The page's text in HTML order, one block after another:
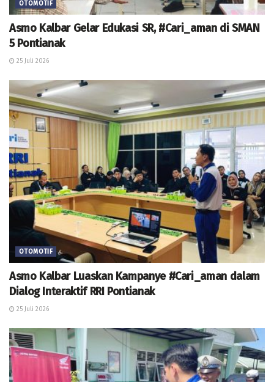
OTOMOTIF
Asmo Kalbar Gelar Edukasi SR, #Cari_aman di SMAN
5 Pontianak
25 Juli 2026
OTOMOTIF
Asmo Kalbar Luaskan Kampanye #Cari_aman dalam
Dialog Interaktif RRI Pontianak
25 Juli 2026